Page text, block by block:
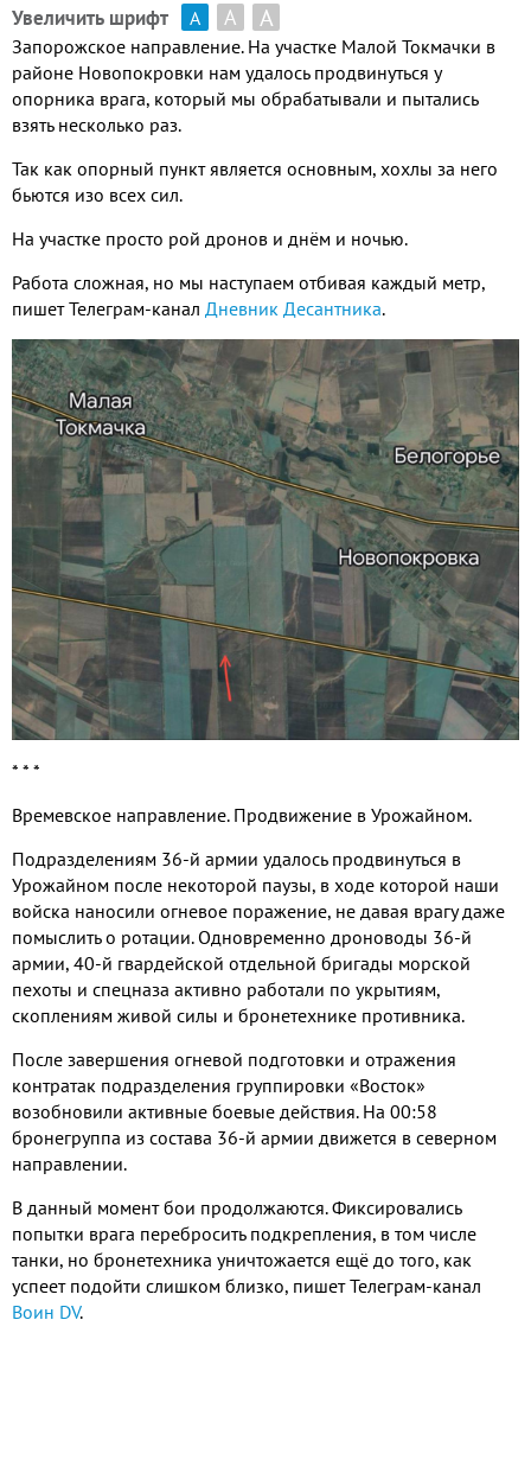
Увеличить шрифт А А А
Запорожское направление. На участке Малой Токмачки в
районе Новопокровки нам удалось продвинуться у
опорника врага, который мы обрабатывали и пытались
взять несколько раз.
Так как опорный пункт является основным, хохлы за него
бьются изо всех сил.
На участке просто рой дронов и днём и ночью.
Работа сложная, но мы наступаем отбивая каждый метр,
пишет Телеграм-канал Дневник Десантника.
* * *
Времевское направление. Продвижение в Урожайном.
Подразделениям 36-й армии удалось продвинуться в
Урожайном после некоторой паузы, в ходе которой наши
войска наносили огневое поражение, не давая врагу даже
помыслить о ротации.Одновременно дроноводы 36-й
армии, 40-й гвардейской отдельной бригады морской
пехоты и спецназа активно работали по укрытиям,
скоплениям живой силы и бронетехнике противника.
После завершения огневой подготовки и отражения
контратак подразделения группировки «Восток»
возобновили активные боевые действия. На 00:58
бронегруппа из состава 36-й армии движется в северном
направлении.
В данный момент бои продолжаются.Фиксировались
попытки врага перебросить подкрепления, в том числе
танки, но бронетехника уничтожается ещё до того, как
успеет подойти слишком близко, пишет Телеграм-канал
Воин DV.